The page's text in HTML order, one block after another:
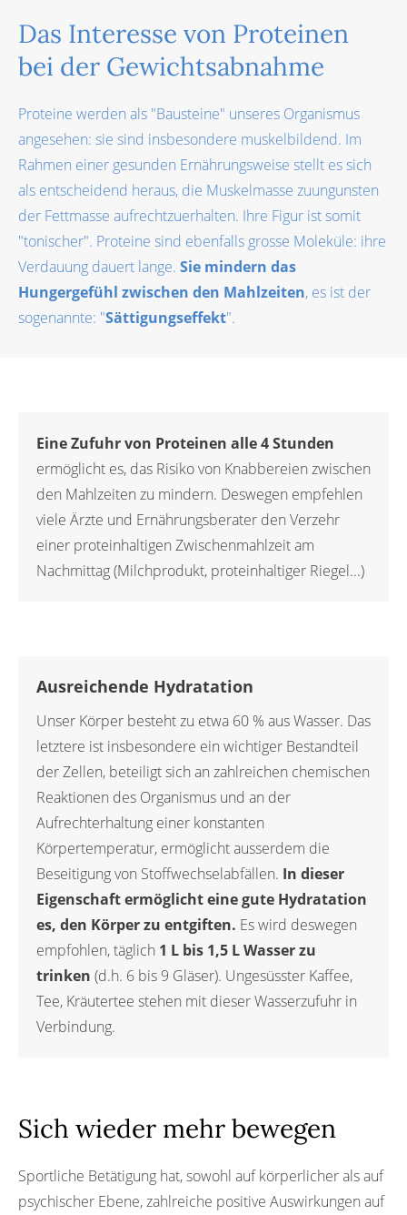
Das Interesse von Proteinen
bei der Gewichtsabnahme
Proteine werden als "Bausteine" unseres Organismus
angesehen: sie sind insbesondere muskelbildend. Im
Rahmen einer gesunden Ernährungsweise stellt es sich
als entscheidend heraus, die Muskelmasse zuungunsten
der Fettmasse aufrechtzuerhalten. Ihre Figur ist somit
"tonischer". Proteine sind ebenfalls grosse Moleküle: ihre
Verdauung dauert lange. Sie mindern das
Hungergefühl zwischen den Mahlzeiten, es ist der
sogenannte: "Sättigungseffekt".
Eine Zufuhr von Proteinen alle 4 Stunden
ermöglicht es, das Risiko von Knabbereien zwischen
den Mahlzeiten zu mindern. Deswegen empfehlen
viele Ärzte und Ernährungsberater den Verzehr
einer proteinhaltigen Zwischenmahlzeit am
Nachmittag (Milchprodukt, proteinhaltiger Riegel...)
Ausreichende Hydratation
Unser Körper besteht zu etwa 60 % aus Wasser. Das
letztere ist insbesondere ein wichtiger Bestandteil
der Zellen, beteiligt sich an zahlreichen chemischen
Reaktionen des Organismus und an der
Aufrechterhaltung einer konstanten
Körpertemperatur, ermöglicht ausserdem die
Beseitigung von Stoffwechselabfällen. In dieser
Eigenschaft ermöglicht eine gute Hydratation
es, den Körper zu entgiften. Es wird deswegen
empfohlen, täglich 1 L bis 1,5 L Wasser zu
trinken (d.h. 6 bis 9 Gläser). Ungesüsster Kaffee,
Tee, Kräutertee stehen mit dieser Wasserzufuhr in
Verbindung.
Sich wieder mehr bewegen
Sportliche Betätigung hat, sowohl auf körperlicher als auf
psychischer Ebene, zahlreiche positive Auswirkungen auf